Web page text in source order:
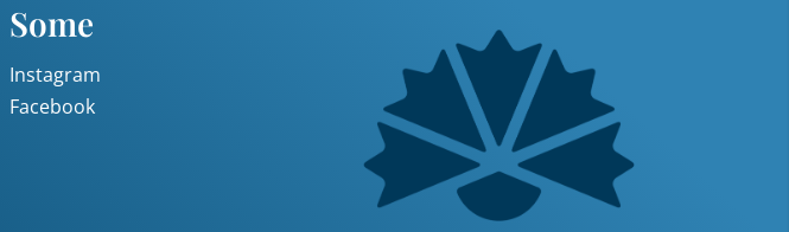
Some
Instagram
Facebook